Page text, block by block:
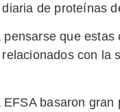
de proteínas
que
con
basaron